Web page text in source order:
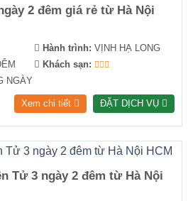
2 đêm giá rẻ từ Hà Nội
NGÀY
Hành trình: VỊNH HẠ LONG
Khách sạn:
Xem chi tiết ĐẶT DỊCH VỤ
Tử 3 ngày 2 đêm từ Hà Nội